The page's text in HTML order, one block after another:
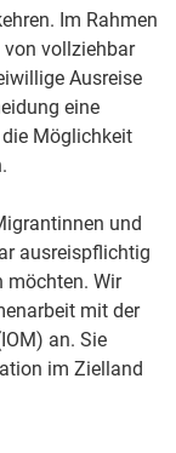
Im Rahmen
vollziehbar
Ausreise
eine
Möglichkeit
und
ausreispflichtig
möchten. Wir
mit der
an. Sie
im Zielland